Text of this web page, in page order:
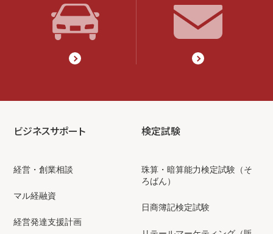
ビジネスサポート
経営・創業相談
マル経融資
経営発達支援計画
検定試験
珠算・暗算能力検定試験（そ
ろばん）
日商簿記検定試験